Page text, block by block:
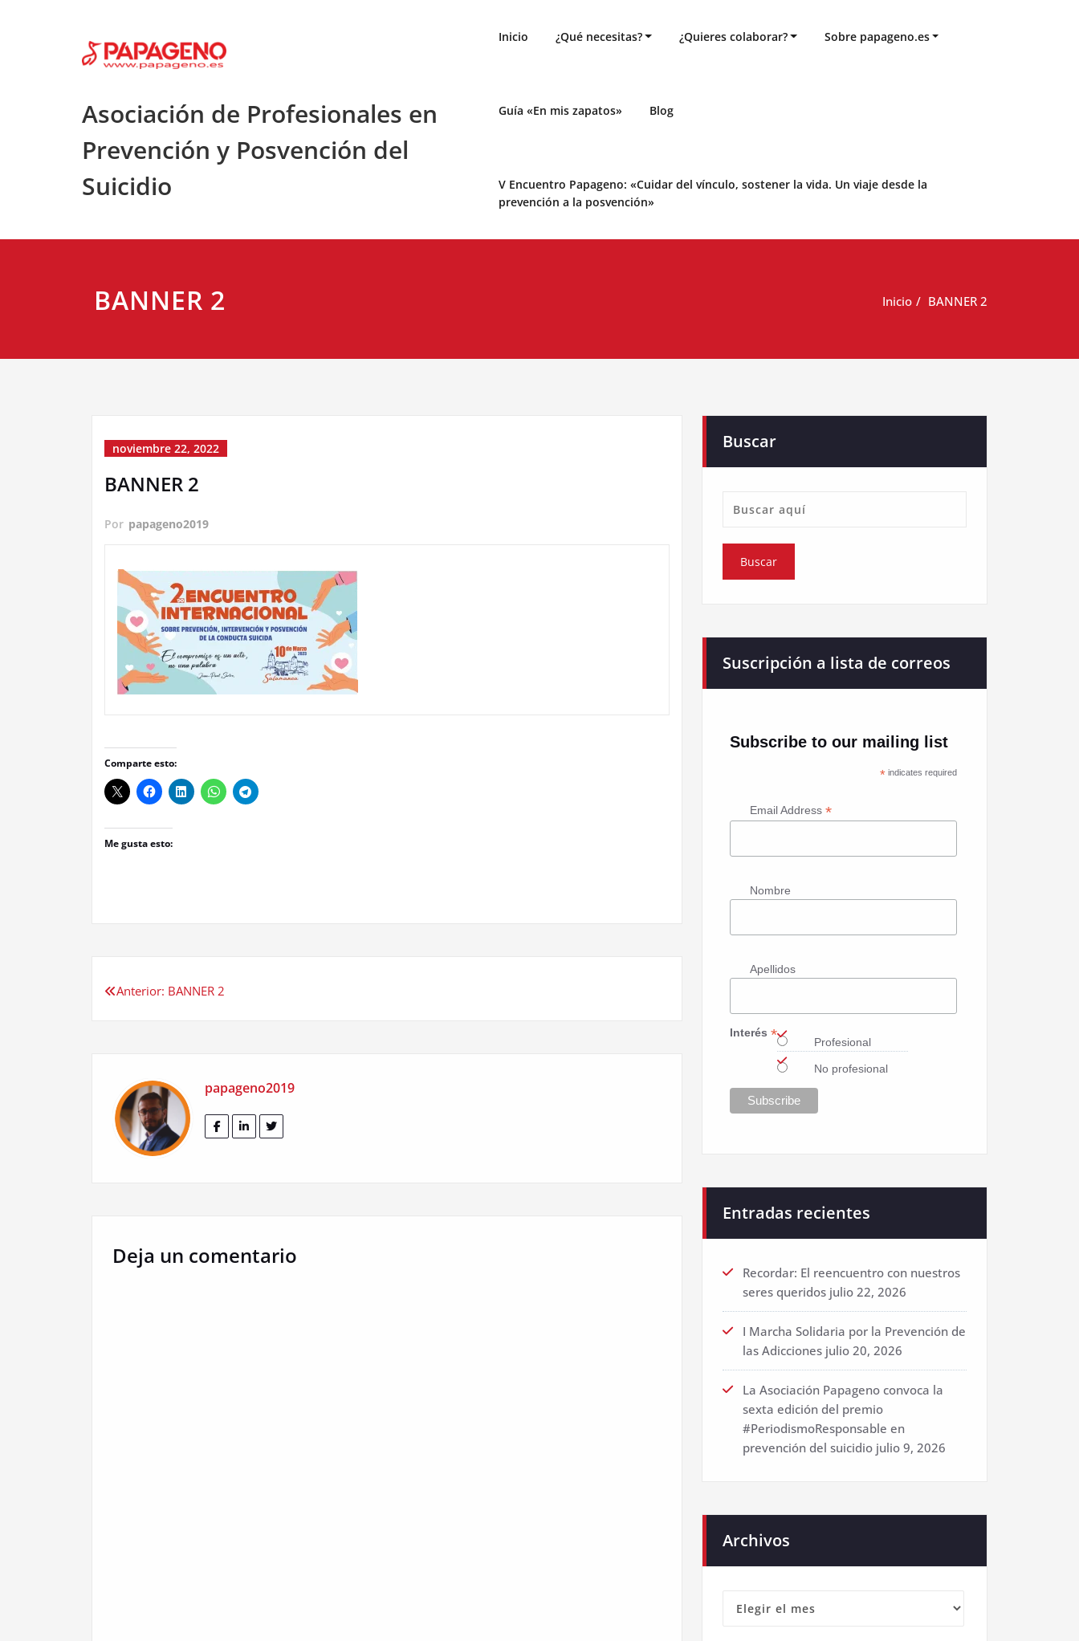
Asociación de Profesionales en
Prevención y Posvención del
Suicidio
Inicio ¿Qué necesitas? ¿Quieres colaborar? Sobre papageno.es
Guía «En mis zapatos» Blog
V Encuentro Papageno: «Cuidar del vínculo, sostener la vida. Un viaje desde la
prevención a la posvención»
BANNER 2 Inicio BANNER 2
noviembre 22, 2022
BANNER 2
Por papageno2019
Comparte esto:
Me gusta esto:
Navegación
entradas
Anterior: BANNER 2
papageno2019
Deja un comentario
Buscar
Suscripción a lista de correos
Subscribe to our mailing list
* indicates required
Email Address*
Nombre
Apellidos
Interés* Profesional
No profesional
Entradas recientes
Recordar: El reencuentro con nuestros
seres queridos julio 22, 2026
I Marcha Solidaria por la Prevención de
las Adicciones julio 20, 2026
La Asociación Papageno convoca la
sexta edición del premio
#PeriodismoResponsable en
prevención del suicidio julio 9, 2026
Archivos